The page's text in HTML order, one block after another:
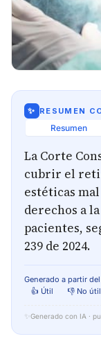
✨ RESUMEN
Resumen
La Corte
cubrir el
estéticas
derechos a
pacientes,
239 de 2024.
Generado a partir
👍 Útil
👎 No útil
✨ Generado con IA ·